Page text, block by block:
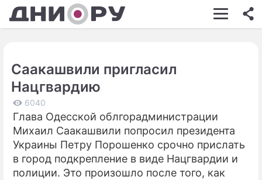
ШОУ-БИЗНЕС
КИНО
ЗДОРОВЬЕ
ЭКОНОМИКА
ПРОИСШЕСТВИЯ
Саакашвили пригласил
Нацгвардию
6040
Глава Одесской облгорадминистрации
Михаил Саакашвили попросил президента
Украины Петру Порошенко срочно прислать
в город подкрепление в виде Нацгвардии и
полиции. Это произошло после того, как